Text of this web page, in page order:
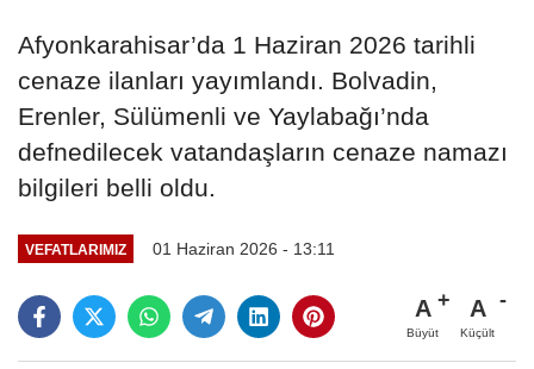
Afyonkarahisar’da 1 Haziran 2026 tarihli
cenaze ilanları yayımlandı. Bolvadin,
Erenler, Sülümenli ve Yaylabağı’nda
defnedilecek vatandaşların cenaze namazı
bilgileri belli oldu.
VEFATLARIMIZ 01 Haziran 2026 - 13:11
A
Büyüt
A
Küçült